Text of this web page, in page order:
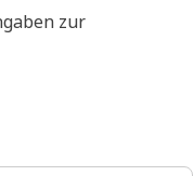
reliable fastening.
with
zur